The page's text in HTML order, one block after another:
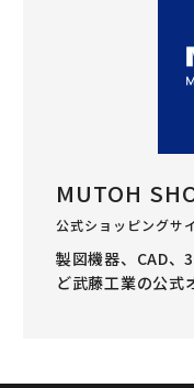
MUTOH
公式ショッピングサ
製図機器、CAD、
ど武藤工業の公式